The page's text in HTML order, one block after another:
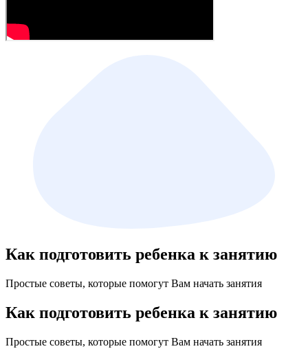
Как подготовить ребенка к занятию
Простые советы, которые помогут Вам начать занятия
Как подготовить ребенка к занятию
Простые советы, которые помогут Вам начать занятия